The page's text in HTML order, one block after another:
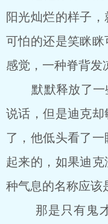
阳光灿烂的样子
可怕的还是笑眯
感觉，一种脊背发
默默释放了一
说话，但是迪克
了，他低头看了一
起来的，如果迪
种气息的名称应
那是只有鬼才